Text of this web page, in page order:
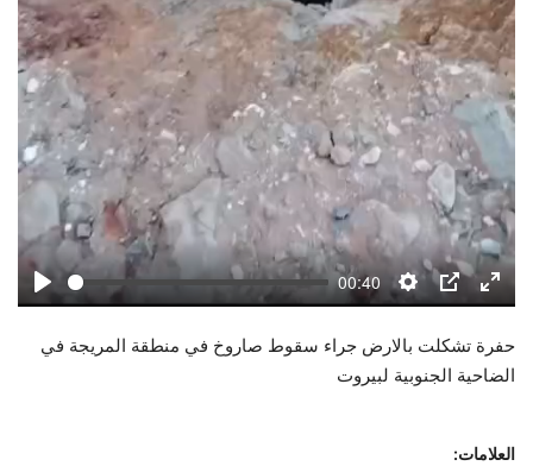
Play
00:40
Settings
PIP
Enter
حفرة تشكلت بالارض جراء سقوط صاروخ في منطقة المريجة في
الضاحية الجنوبية لبيروت
العلامات: